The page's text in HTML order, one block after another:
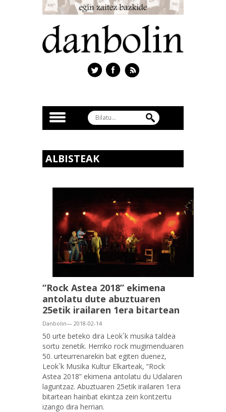
ALBISTEAK
“Rock Astea 2018” ekimena
antolatu dute abuztuaren
25etik irailaren 1era bitartean
Danbolin— 2018-02-14
50 urte beteko dira Leok´k musika taldea
sortu zenetik. Herriko rock mugimenduaren
50. urteurrenarekin bat egiten duenez,
Leok´k Musika Kultur Elkarteak, “Rock
Astea 2018” ekimena antolatu du Udalaren
laguntzaz. Abuztuaren 25etik irailaren 1era
bitartean hainbat ekintza zein kontzertu
izango dira herrian.